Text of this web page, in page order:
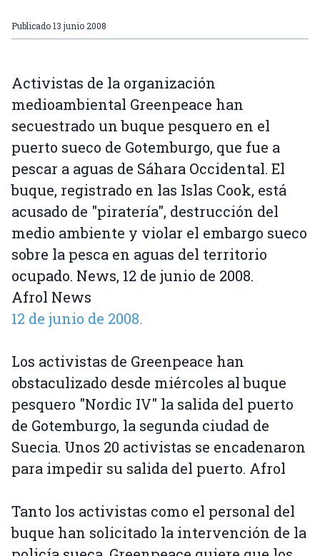
Publicado13 junio 2008
Activistas de la organización
medioambiental Greenpeace han
secuestrado un buque pesquero en el
puerto sueco de Gotemburgo, que fue a
pescar a aguas de Sáhara Occidental. El
buque, registrado en las Islas Cook, está
acusado de "piratería", destrucción del
medio ambiente y violar el embargo sueco
sobre la pesca en aguas del territorio
ocupado. News, 12 de junio de 2008.
Afrol News
12 de junio de 2008.
Los activistas de Greenpeace han
obstaculizado desde miércoles al buque
pesquero "Nordic IV" la salida del puerto
de Gotemburgo, la segunda ciudad de
Suecia. Unos 20 activistas se encadenaron
para impedir su salida del puerto. Afrol
Tanto los activistas como el personal del
buque han solicitado la intervención de la